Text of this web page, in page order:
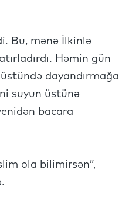
Bu, mənə İlkinlə
Həmin gün
dayandırmağa
suyun üstünə
bacara
ola bilimirsən”,